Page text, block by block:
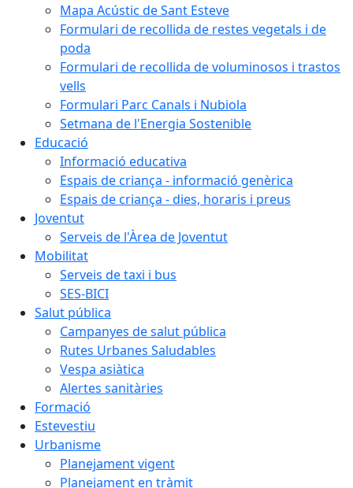
Mapa Acústic de Sant Esteve
Formulari de recollida de restes vegetals i de
poda
Formulari de recollida de voluminosos i trastos
vells
Formulari Parc Canals i Nubiola
Setmana de l'Energia Sostenible
Educació
Informació educativa
Espais de criança - informació genèrica
Espais de criança - dies, horaris i preus
Joventut
Serveis de l'Àrea de Joventut
Mobilitat
Serveis de taxi i bus
SES-BICI
Salut pública
Campanyes de salut pública
Rutes Urbanes Saludables
Vespa asiàtica
Alertes sanitàries
Formació
Estevestiu
Urbanisme
Planejament vigent
Planejament en tràmit